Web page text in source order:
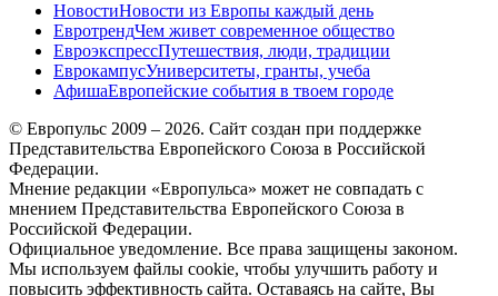
НовостиНовости из Европы каждый день
ЕвротрендЧем живет современное общество
ЕвроэкспрессПутешествия, люди, традиции
ЕврокампусУниверситеты, гранты, учеба
АфишаЕвропейские события в твоем городе
© Европульс 2009 – 2026. Сайт создан при поддержке
Представительства Европейского Союза в Российской
Федерации.
Мнение редакции «Европульса» может не совпадать с
мнением Представительства Европейского Союза в
Российской Федерации.
Официальное уведомление. Все права защищены законом.
Мы используем файлы cookie, чтобы улучшить работу и
повысить эффективность сайта. Оставаясь на сайте, Вы